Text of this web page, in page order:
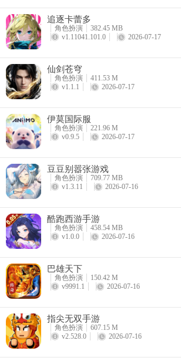
3、恶魔引渡人（45～69级
通用再加一点体质。
追逐卡蕾多
角色扮演
382.45 MB
v1.11041.101.0
2026-07-17
仙剑苍穹
角色扮演
411.53 M
v1.1.1
2026-07-17
伊莫国际服
角色扮演
221.96 M
v0.9.5
2026-07-17
豆豆别嚣张游戏
角色扮演
709.77 MB
v1.3.11
2026-07-16
酷跑西游手游
角色扮演
458.54 MB
v1.0.0
2026-07-16
巴雄天下
角色扮演
150.42 M
v9991.1
2026-07-16
指尖无双手游
角色扮演
607.15 M
v2.528.0
2026-07-16